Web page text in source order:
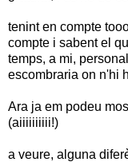
tenint en compte
compte i sabent el
temps, a mi,
escombraria on n'hi
Ara ja em podeu
(aiiiiiiiiii!)
a veure, alguna